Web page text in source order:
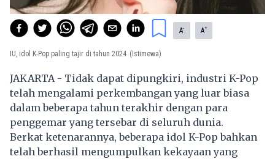
A- A+
IU, idol K-Pop paling tajir di tahun 2024 (Istimewa)
JAKARTA - Tidak dapat dipungkiri, industri K-Pop
telah mengalami perkembangan yang luar biasa
dalam beberapa tahun terakhir dengan para
penggemar yang tersebar di seluruh dunia.
Berkat ketenarannya, beberapa idol K-Pop bahkan
telah berhasil mengumpulkan kekayaan yang